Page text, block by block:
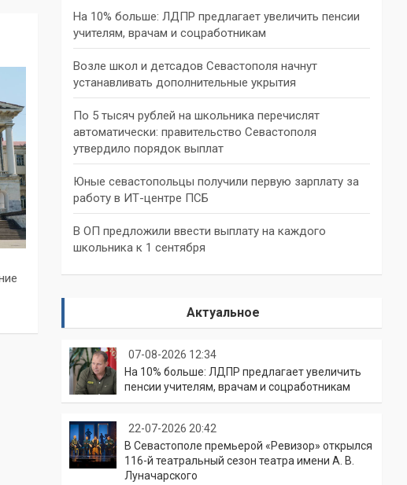
На 10% больше: ЛДПР предлагает увеличить пенсии
учителям, врачам и соцработникам
Возле школ и детсадов Севастополя начнут
устанавливать дополнительные укрытия
По 5 тысяч рублей на школьника перечислят
автоматически: правительство Севастополя
утвердило порядок выплат
Юные севастопольцы получили первую зарплату за
работу в ИТ-центре ПСБ
В ОП предложили ввести выплату на каждого
школьника к 1 сентября
Актуальное
07-08-2026 12:34
На 10% больше: ЛДПР предлагает увеличить
пенсии учителям, врачам и соцработникам
22-07-2026 20:42
В Севастополе премьерой «Ревизор» открылся
116-й театральный сезон театра имени А. В.
Луначарского